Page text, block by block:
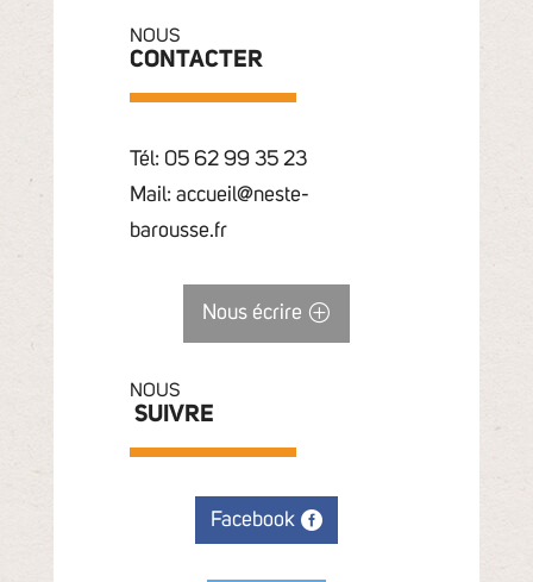
NOUS
CONTACTER
Tél: 05 62 99 35 23
Mail: accueil@neste-
barousse.fr
Nous écrire
NOUS
SUIVRE
Facebook